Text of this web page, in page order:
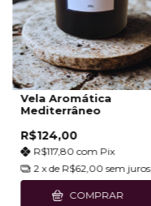
Vela Aromática
Mediterrâneo
R$124,00
R$117,80 com Pix
2 x de R$62,00 sem juros
COMPRAR